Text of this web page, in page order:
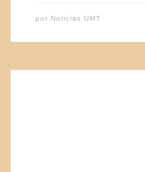
por Noticias UMT